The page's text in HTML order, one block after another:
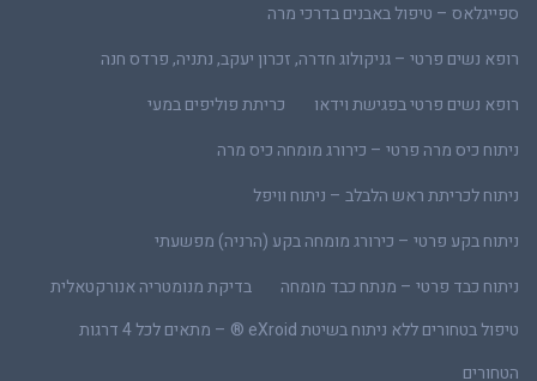
ספייגלאס – טיפול באבנים בדרכי מרה
רופא נשים פרטי – גניקולוג חדרה, זכרון יעקב, נתניה, פרדס חנה
רופא נשים פרטי בפגישת וידאו
כריתת פוליפים במעי
ניתוח כיס מרה פרטי – כירורג מומחה כיס מרה
ניתוח לכריתת ראש הלבלב – ניתוח וויפל
ניתוח בקע פרטי – כירורג מומחה בקע (הרניה) מפשעתי
ניתוח כבד פרטי – מנתח כבד מומחה
בדיקת מנומטריה אנורקטאלית
טיפול בטחורים ללא ניתוח בשיטת eXroid ® – מתאים לכל 4 דרגות
הטחורים